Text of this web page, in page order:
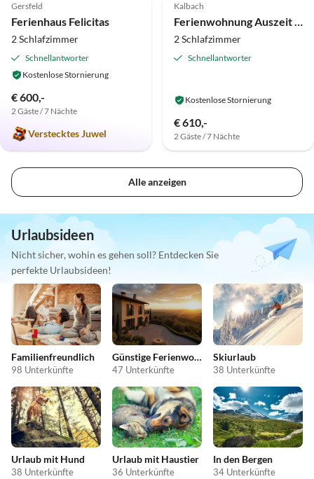
Gersfeld
Ferienhaus Felicitas
2 Schlafzimmer
Schnellantworter
Kostenlose Stornierung
€ 600,-
2 Gäste / 7 Nächte
Verstecktes Juwel
Kalbach
Ferienwohnung Auszeit unterm Weitblick
2 Schlafzimmer
Schnellantworter
Kostenlose Stornierung
€ 610,-
2 Gäste / 7 Nächte
Alle anzeigen
Urlaubsideen
Nicht sicher, wohin es gehen soll? Entdecken Sie
perfekte Urlaubsideen!
Familienfreundlich
98 Unterkünfte
Günstige Ferienwohnungen
47 Unterkünfte
Skiurlaub
38 Unterkünfte
Urlaub mit Hund
38 Unterkünfte
Urlaub mit Haustier
36 Unterkünfte
In den Bergen
34 Unterkünfte